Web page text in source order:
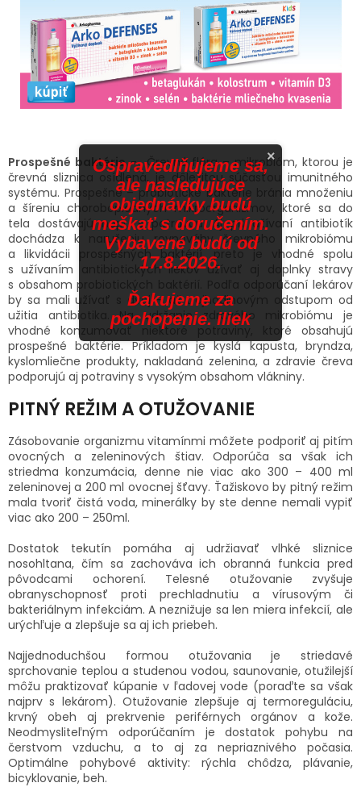
Prospešné baktérie- Črevná flóra – mikrobióm, ktorou je
črevná sliznica osídlená, je dôležitou súčasťou imunitného
systému. Prospešné – probiotické baktérie bránia množeniu
a šíreniu choroboplodných mikroorganizmov, ktoré sa do
tela dostávajú napr. s potravou. Aj pri užívaní antibiotík
dochádza k narušeniu rovnováhy črevného mikrobiómu
a likvidácii prospešných baktérií, preto je vhodné spolu
s užívaním antibiotických liekov užívať aj doplnky stravy
s obsahom probiotických baktérií. Podľa odporúčaní lekárov
by sa mali užívať s dvoj - až trojhodinovým odstupom od
užitia antibiotika. Na udržanie zdravého mikrobiómu je
vhodné konzumovať niektoré potraviny, ktoré obsahujú
prospešné baktérie. Príkladom je kyslá kapusta, bryndza,
kyslomliečne produkty, nakladaná zelenina, a zdravie čreva
podporujú aj potraviny s vysokým obsahom vlákniny.
PITNÝ REŽIM A OTUŽOVANIE
Zásobovanie organizmu vitamínmi môžete podporiť aj pitím
ovocných a zeleninových štiav. Odporúča sa však ich
striedma konzumácia, denne nie viac ako 300 – 400 ml
zeleninovej a 200 ml ovocnej šťavy. Ťažiskovo by pitný režim
mala tvoriť čistá voda, minerálky by ste denne nemali vypiť
viac ako 200 – 250ml.
Dostatok tekutín pomáha aj udržiavať vlhké sliznice
nosohltana, čím sa zachováva ich obranná funkcia pred
pôvodcami ochorení. Telesné otužovanie zvyšuje
obranyschopnosť proti prechladnutiu a vírusovým či
bakteriálnym infekciám. A neznižuje sa len miera infekcií, ale
urýchľuje a zlepšuje sa aj ich priebeh.
Najjednoduchšou formou otužovania je striedavé
sprchovanie teplou a studenou vodou, saunovanie, otužilejší
môžu praktizovať kúpanie v ľadovej vode (poraďte sa však
najprv s lekárom). Otužovanie zlepšuje aj termoreguláciu,
krvný obeh aj prekrvenie periférnych orgánov a kože.
Neodmysliteľným odporúčaním je dostatok pohybu na
čerstvom vzduchu, a to aj za nepriaznivého počasia.
Optimálne pohybové aktivity: rýchla chôdza, plávanie,
bicyklovanie, beh.
×
Ospravedlňujeme sa,
ale nasledujúce
objednávky budú
meškať s doručením.
Vybavené budú od
17.8.2026.
Ďakujeme za
pochopenie. iliek